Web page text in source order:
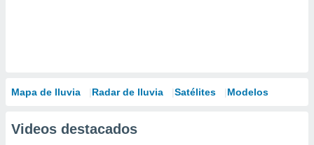
Mapa de lluvia Radar de lluvia Satélites Modelos
Videos destacados